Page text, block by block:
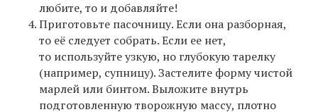
любите, то и добавляйте!
Приготовьте пасочницу. Если она разборная,
то её следует собрать. Если ее нет,
то используйте узкую, но глубокую тарелку
(например, супницу). Застелите форму чистой
марлей или бинтом. Выложите внутрь
подготовленную творожную массу, плотно